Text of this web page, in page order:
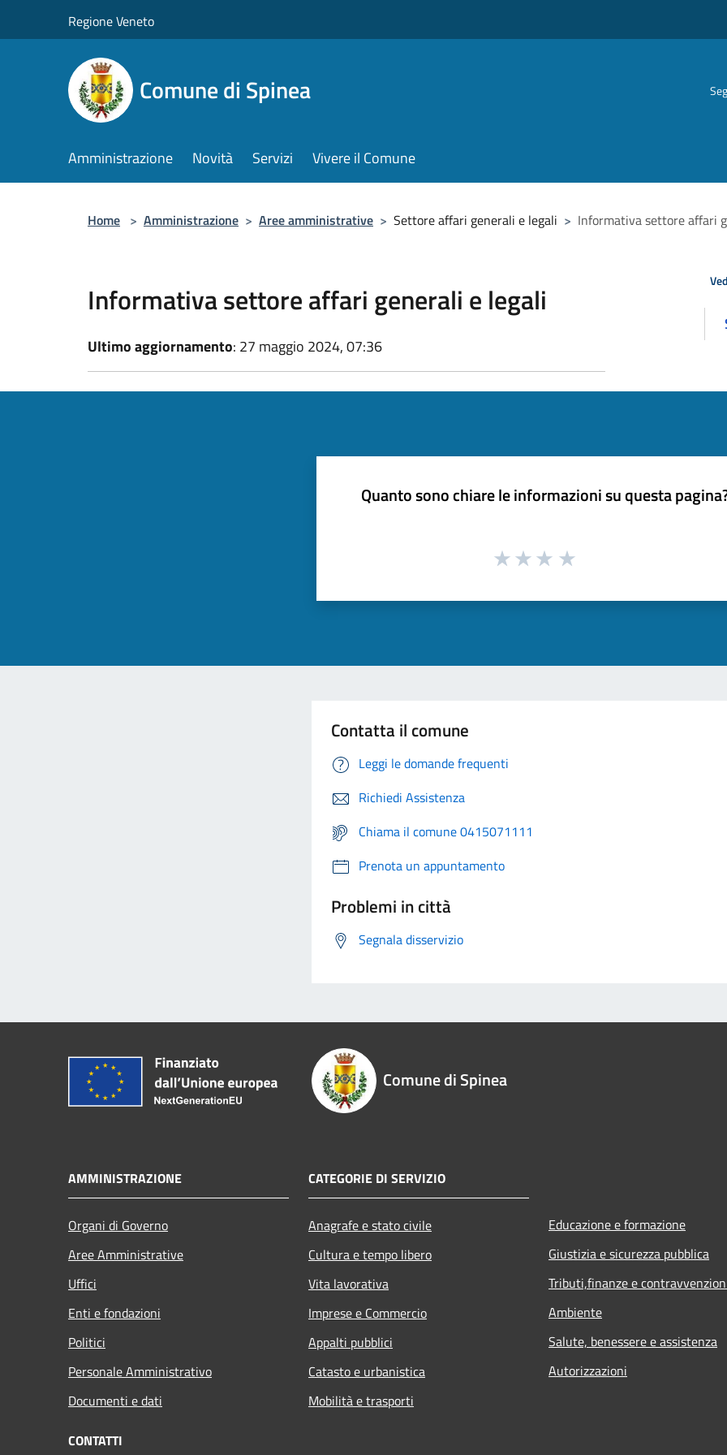
Regione Veneto
Comune di Spinea
Amministrazione Novità Servizi Vivere il Comune
Home > Amministrazione > Aree amministrative > Settore affari generali e legali > Informativa settore affari
Informativa settore affari generali e legali
Ultimo aggiornamento: 27 maggio 2024, 07:36
Quanto sono chiare le informazioni su questa
Contatta il comune
Leggi le domande frequenti
Richiedi Assistenza
Chiama il comune 0415071111
Prenota un appuntamento
Problemi in città
Segnala disservizio
Comune di Spinea
AMMINISTRAZIONE
Organi di Governo
Aree Amministrative
Uffici
Enti e fondazioni
Politici
Personale Amministrativo
Documenti e dati
CATEGORIE DI SERVIZIO
Anagrafe e stato civile
Cultura e tempo libero
Vita lavorativa
Imprese e Commercio
Appalti pubblici
Catasto e urbanistica
Mobilità e trasporti
Educazione e formazione
Giustizia e sicurezza pubblica
Tributi,finanze e
Ambiente
Salute, benessere e assistenza
Autorizzazioni
CONTATTI